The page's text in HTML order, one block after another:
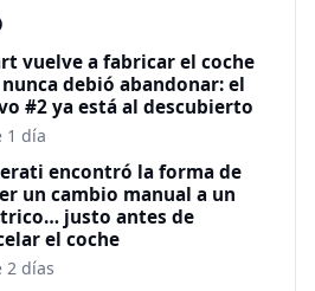
vuelve a fabricar el coche
debió abandonar: el
#2 ya está al descubierto
1 día
encontró la forma de
un cambio manual a un
justo antes de
el coche
2 días